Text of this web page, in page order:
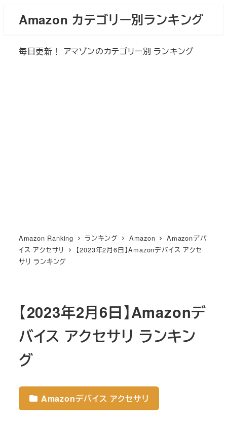
Amazon カテゴリー別ランキング
毎日更新！ アマゾンのカテゴリー別 ランキング
Amazon Ranking ランキング Amazon
Amazonデバ
イス アクセサリ
【2023年2月6日】Amazonデバイス アクセ
サリ ランキング
【2023年2月6日】Amazonデ
バイス アクセサリ ランキン
グ
Amazonデバイス アクセサリ